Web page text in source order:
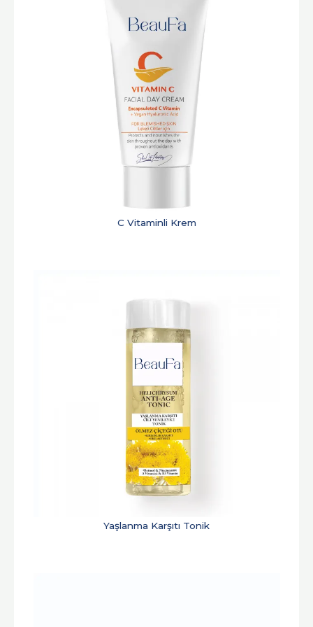
C Vitaminli Krem
Yaşlanma Karşıtı Tonik